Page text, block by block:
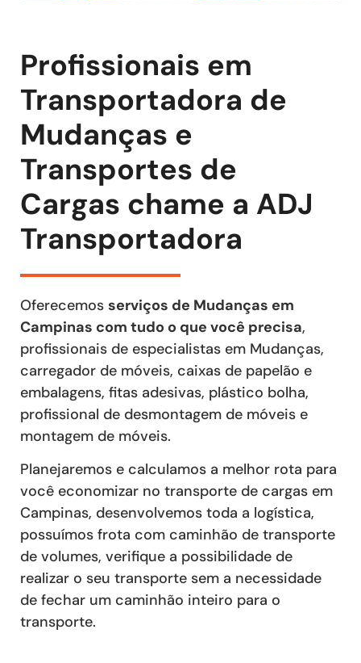
Profissionais em
Transportadora de
Mudanças e
Transportes de
Cargas chame a ADJ
Transportadora
Oferecemos serviços de Mudanças em
Campinas com tudo o que você precisa,
profissionais de especialistas em Mudanças,
carregador de móveis, caixas de papelão e
embalagens, fitas adesivas, plástico bolha,
profissional de desmontagem de móveis e
montagem de móveis.
Planejaremos e calculamos a melhor rota para
você economizar no transporte de cargas em
Campinas, desenvolvemos toda a logística,
possuímos frota com caminhão de transporte
de volumes, verifique a possibilidade de
realizar o seu transporte sem a necessidade
de fechar um caminhão inteiro para o
transporte.